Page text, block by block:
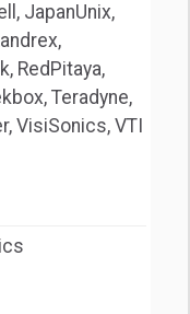
JapanUnix,
RedPitaya,
Teradyne,
VisiSonics, VTI